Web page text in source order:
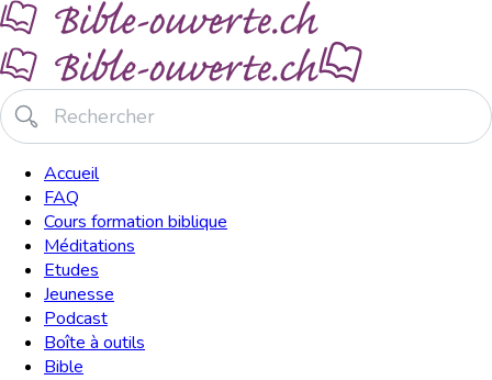
Accueil
FAQ
Cours formation biblique
Méditations
Etudes
Jeunesse
Podcast
Boîte à outils
Bible